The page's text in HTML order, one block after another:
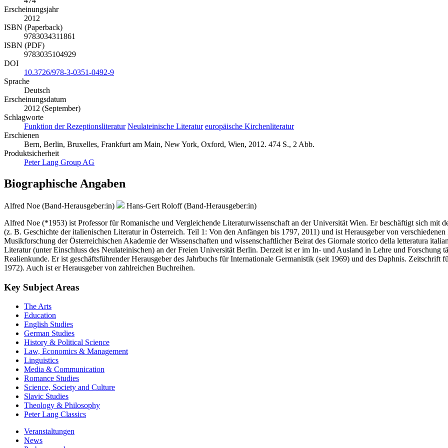
Erscheinungsjahr
2012
ISBN (Paperback)
9783034311861
ISBN (PDF)
9783035104929
DOI
10.3726/978-3-0351-0492-9
Sprache
Deutsch
Erscheinungsdatum
2012 (September)
Schlagworte
Funktion der Rezeptionsliteratur Neulateinische Literatur europäische Kirchenliteratur
Erschienen
Bern, Berlin, Bruxelles, Frankfurt am Main, New York, Oxford, Wien, 2012. 474 S., 2 Abb.
Produktsicherheit
Peter Lang Group AG
Biographische Angaben
Alfred Noe (Band-Herausgeber:in)
Hans-Gert Roloff (Band-Herausgeber:in)
Alfred Noe (*1953) ist Professor für Romanische und Vergleichende Literaturwissenschaft an der Universität Wien. Er beschäftigt sich mit
(z. B. Geschichte der italienischen Literatur in Österreich. Teil 1: Von den Anfängen bis 1797, 2011) und ist Herausgeber von
Musikforschung der Österreichischen Akademie der Wissenschaften und wissenschaftlicher Beirat des Giornale storico della letteratura
Literatur (unter Einschluss des Neulateinischen) an der Freien Universität Berlin. Derzeit ist er im In- und Ausland in Lehre und Forschung
Realienkunde. Er ist geschäftsführender Herausgeber des Jahrbuchs für Internationale Germanistik (seit 1969) und des Daphnis.
1972). Auch ist er Herausgeber von zahlreichen Buchreihen.
Key Subject Areas
The Arts
Education
English Studies
German Studies
History & Political Science
Law, Economics & Management
Linguistics
Media & Communication
Romance Studies
Science, Society and Culture
Slavic Studies
Theology & Philosophy
Peter Lang Classics
Veranstaltungen
News